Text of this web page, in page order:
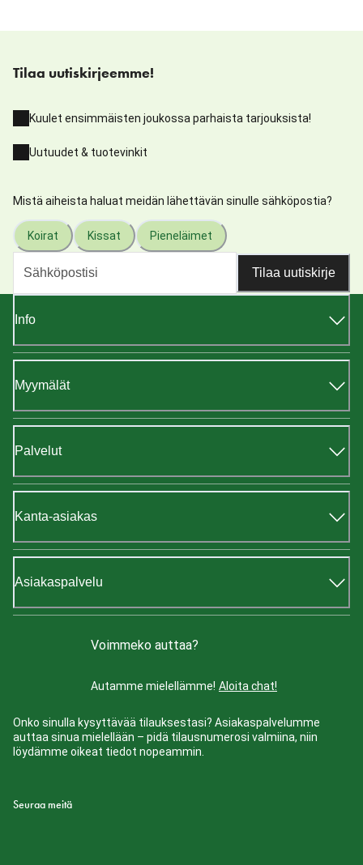
Tilaa uutiskirjeemme!
Kuulet ensimmäisten joukossa parhaista tarjouksista!
Uutuudet & tuotevinkit
Mistä aiheista haluat meidän lähettävän sinulle sähköpostia?
Koirat Kissat Pieneläimet
Tilaa uutiskirje
Info
Myymälät
Palvelut
Kanta-asiakas
Asiakaspalvelu
Voimmeko auttaa?
Autamme mielellämme! Aloita chat!
Onko sinulla kysyttävää tilauksestasi? Asiakaspalvelumme
auttaa sinua mielellään – pidä tilausnumerosi valmiina, niin
löydämme oikeat tiedot nopeammin.
Seuraa meitä